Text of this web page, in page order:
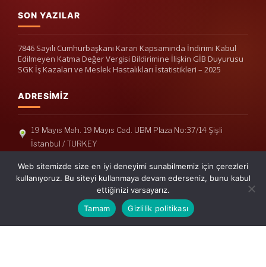
SON YAZILAR
7846 Sayılı Cumhurbaşkanı Kararı Kapsamında İndirimi Kabul
Edilmeyen Katma Değer Vergisi Bildirimine İlişkin GİB Duyurusu
SGK İş Kazaları ve Meslek Hastalıkları İstatistikleri – 2025
ADRESIMIZ
19 Mayıs Mah. 19 Mayıs Cad. UBM Plaza No:37/14 Şişli
İstanbul / TURKEY
Telefon: +90(212) 240 33 39
Telefon: +90(212) 248 19 36
info@erisymm.com
Web sitemizde size en iyi deneyimi sunabilmemiz için çerezleri
kullanıyoruz. Bu siteyi kullanmaya devam ederseniz, bunu kabul
ettiğinizi varsayarız.
Tamam
Gizlilik politikası